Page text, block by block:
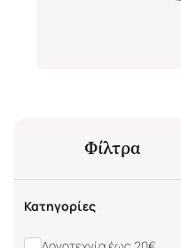
Φίλτρα
Κατηγορίες